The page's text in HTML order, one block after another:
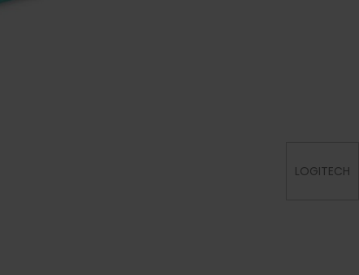
LOGITECH